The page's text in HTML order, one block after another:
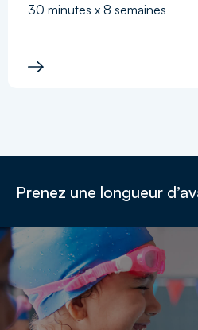
30 minutes x 8 semaines
Prenez une longueur